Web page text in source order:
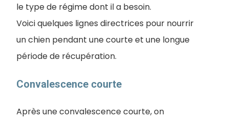
le type de régime dont il a besoin.
Voici quelques lignes directrices pour nourrir
un chien pendant une courte et une longue
période de récupération.
Convalescence courte
Après une convalescence courte, on